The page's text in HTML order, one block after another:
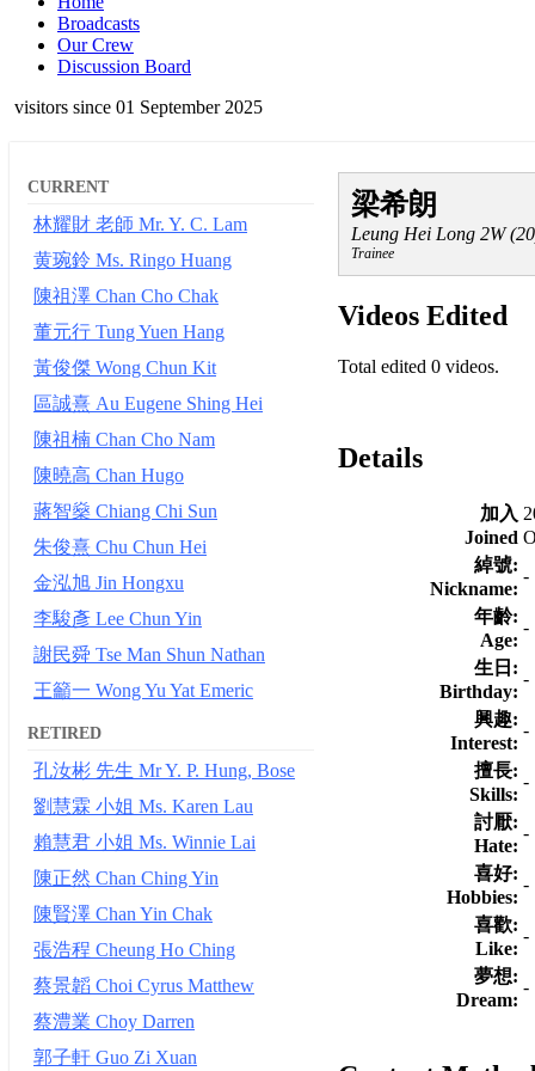
Broadcasts
Our Crew
Discussion Board
visitors since 01 September 2025
梁希朗
Leung Hei Long 2W
Trainee
Videos Edited
Total edited 0 videos.
Details
加入
Joined
綽號:
Nickname:
-
年齡:
Age:
-
生日:
Birthday:
-
興趣:
Interest:
-
擅長:
Skills:
-
討厭:
Hate:
-
喜好:
Hobbies:
-
喜歡:
Like:
-
夢想:
Dream:
-
CURRENT
林耀財 老師 Mr. Y. C. Lam
黄琬鈴 Ms. Ringo Huang
陳祖澤 Chan Cho Chak
董元行 Tung Yuen Hang
黃俊傑 Wong Chun Kit
區誠熹 Au Eugene Shing Hei
陳祖楠 Chan Cho Nam
陳曉高 Chan Hugo
蔣智燊 Chiang Chi Sun
朱俊熹 Chu Chun Hei
金泓旭 Jin Hongxu
李駿彥 Lee Chun Yin
謝民舜 Tse Man Shun Nathan
王籲一 Wong Yu Yat Emeric
RETIRED
孔汝彬 先生 Mr Y. P. Hung, Bose
劉慧霖 小姐 Ms. Karen Lau
賴慧君 小姐 Ms. Winnie Lai
陳正然 Chan Ching Yin
陳賢澤 Chan Yin Chak
張浩程 Cheung Ho Ching
蔡景韜 Choi Cyrus Matthew
蔡澧業 Choy Darren
郭子軒 Guo Zi Xuan